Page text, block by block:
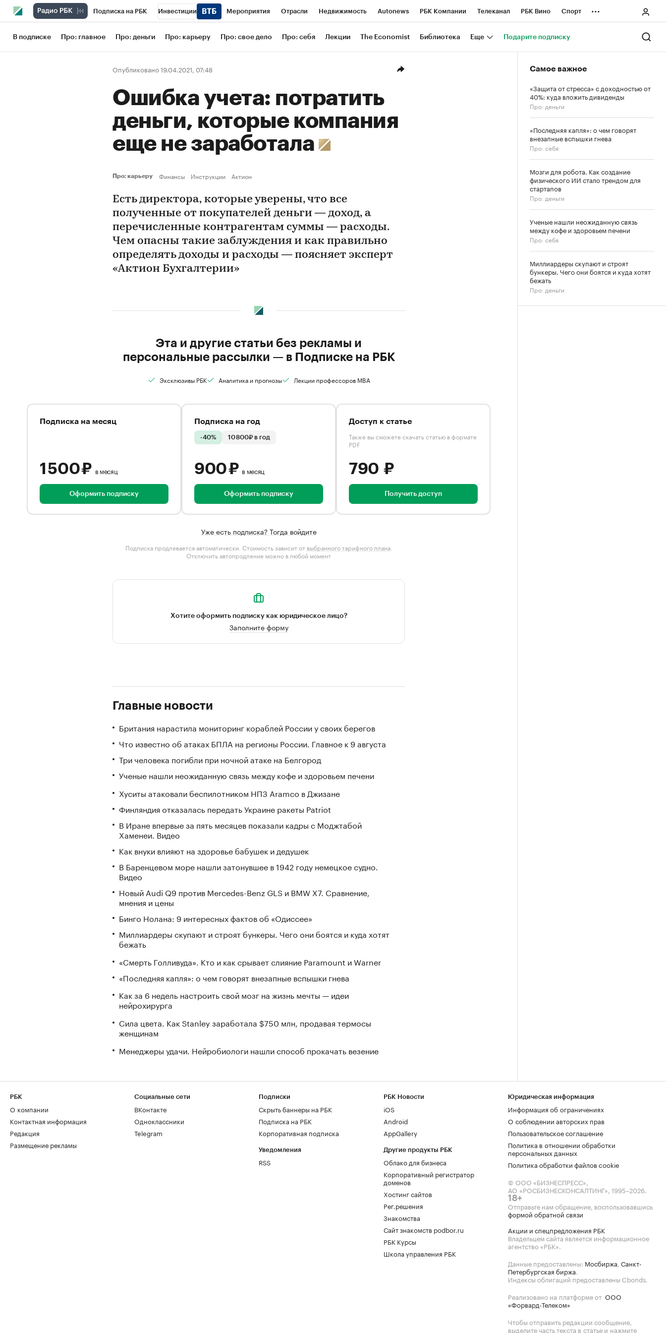
Подписка на РБК Инвестиции Мероприятия Отрасли Недвижимость Autonews РБК Компании Телеканал РБК Вино Спорт
Школа управления РБК РБК Образование РБК Life Тренды Визионеры Национальные проекты Город
Рынок наличной валюты
...
В подписке Про: главное Про: деньги Про: карьеру Про: свое дело Про: себя Лекции The Economist Библиотека Еще Подарите подписку
Опубликовано 19.04.2021, 07:48
Ошибка учета: потратить
деньги, которые компания
еще не заработала
Про: карьеру Финансы Инструкции Актион
Есть директора, которые уверены, что все
полученные от покупателей деньги — доход, а
перечисленные контрагентам суммы — расходы.
Чем опасны такие заблуждения и как правильно
определять доходы и расходы — поясняет эксперт
«Актион Бухгалтерии»
Эта и другие статьи без рекламы и
персональные рассылки — в Подписке на РБК
Эксклюзивы РБК Аналитика и прогнозы Лекции профессоров MBA
Подписка на месяц
1 500 ₽ в месяц
Оформить подписку
Подписка на год
-40% 10 800₽ в год
900 ₽ в месяц
Оформить подписку
Доступ к статье
Также вы сможете скачать статью в формате
PDF
790 ₽
Получить доступ
Уже есть подписка? Тогда войдите
Подписка продлевается автоматически. Стоимость зависит от выбранного тарифного плана.
Отключить автопродление можно в любой момент
Хотите оформить подписку как юридическое лицо?
Заполните форму
Главные новости
Британия нарастила мониторинг кораблей России у своих берегов
Что известно об атаках БПЛА на регионы России. Главное к 9 августа
Три человека погибли при ночной атаке на Белгород
Ученые нашли неожиданную связь между кофе и здоровьем печени
Хуситы атаковали беспилотником НПЗ Aramco в Джизане
Финляндия отказалась передать Украине ракеты Patriot
В Иране впервые за пять месяцев показали кадры с Моджтабой
Хаменеи. Видео
Как внуки влияют на здоровье бабушек и дедушек
В Баренцевом море нашли затонувшее в 1942 году немецкое судно.
Видео
Новый Audi Q9 против Mercedes-Benz GLS и BMW X7. Сравнение,
мнения и цены
Бинго Нолана: 9 интересных фактов об «Одиссее»
Миллиардеры скупают и строят бункеры. Чего они боятся и куда хотят
бежать
«Смерть Голливуда». Кто и как срывает слияние Paramount и Warner
«Последняя капля»: о чем говорят внезапные вспышки гнева
Как за 6 недель настроить свой мозг на жизнь мечты — идеи
нейрохирурга
Сила цвета. Как Stanley заработала $750 млн, продавая термосы
женщинам
Менеджеры удачи. Нейробиологи нашли способ прокачать везение
Самое важное
«Защита от стресса» с доходностью от
40%: куда вложить дивиденды
Про: деньги
«Последняя капля»: о чем говорят
внезапные вспышки гнева
Про: себя
Мозги для робота. Как создание
физического ИИ стало трендом для
стартапов
Про: деньги
Ученые нашли неожиданную связь
между кофе и здоровьем печени
Про: себя
Миллиардеры скупают и строят
бункеры. Чего они боятся и куда хотят
бежать
Про: деньги
РБК
О компании
Контактная информация
Редакция
Размещение рекламы
Социальные сети
ВКонтакте
Одноклассники
Telegram
Подписки
Скрыть баннеры на РБК
Подписка на РБК
Корпоративная подписка
Уведомления
RSS
РБК Новости
iOS
Android
AppGallery
Другие продукты РБК
Облако для бизнеса
Корпоративный регистратор
доменов
Хостинг сайтов
Рег.решения
Знакомства
Сайт знакомств podbor.ru
РБК Курсы
Школа управления РБК
Юридическая информация
Информация об ограничениях
О соблюдении авторских прав
Пользовательское соглашение
Политика в отношении обработки
персональных данных
Политика обработки файлов cookie
© ООО «БИЗНЕСПРЕСС»,
АО «РОСБИЗНЕСКОНСАЛТИНГ», 1995–2026.
18+
Отправьте нам обращение, воспользовавшись
формой обратной связи
Акции и спецпредложения РБК
Владельцем сайта является информационное
агентство «РБК».
Данные предоставлены: Мосбиржа, Санкт-
Петербургская биржа.
Индексы облигаций предоставлены Cbonds.
Реализовано на платформе от ООО
«Форвард-Телеком»
Чтобы отправить редакции сообщение,
выделите часть текста в статье и нажмите